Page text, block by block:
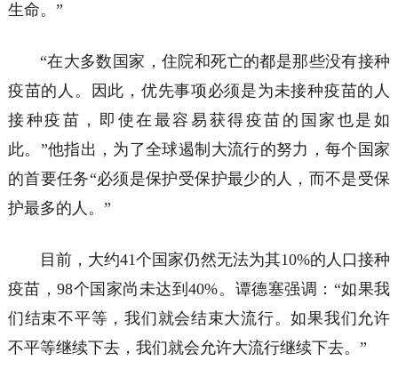
生命。”
“在大多数国家，住院和死亡的都是那些没有接种
疫苗的人。因此，优先事项必须是为未接种疫苗的人
接种疫苗，即使在最容易获得疫苗的国家也是如
此。”他指出，为了全球遏制大流行的努力，每个国家
的首要任务“必须是保护受保护最少的人，而不是受保
护最多的人。”
目前，大约41个国家仍然无法为其10%的人口接种
疫苗，98个国家尚未达到40%。谭德塞强调：“如果我
们结束不平等，我们就会结束大流行。如果我们允许
不平等继续下去，我们就会允许大流行继续下去。”